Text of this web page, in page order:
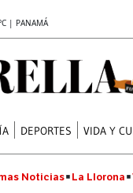
| PANAMÁ
DEPORTES VIDA Y
Noticias La Llorona